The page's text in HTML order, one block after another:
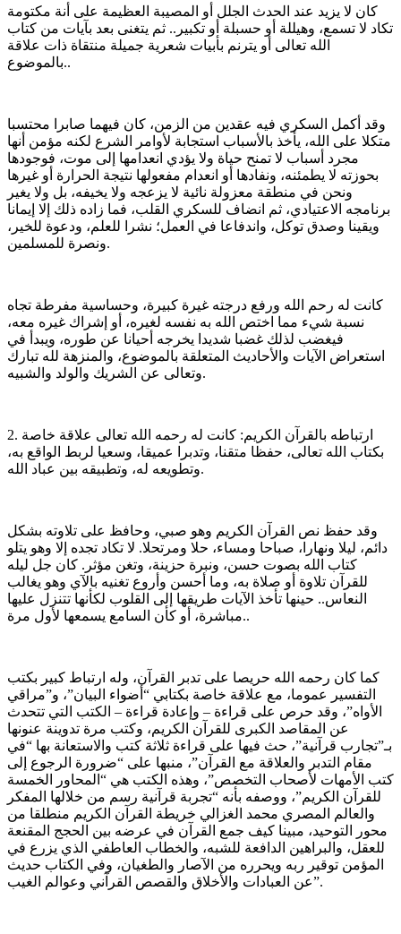
كان لا يزيد عند الحدث الجلل أو المصيبة العظيمة على أنة مكتومة
تكاد لا تسمع، وهيللة أو حسبلة أو تكبير.. ثم يتغنى بعد بآيات من كتاب
الله تعالى أو يترنم بأبيات شعرية جميلة منتقاة ذات علاقة
بالموضوع..
وقد أكمل السكري فيه عقدين من الزمن، كان فيهما صابرا محتسبا
متكلا على الله، يأخذ بالأسباب استجابة لأوامر الشرع لكنه مؤمن أنها
مجرد أسباب لا تمنح حياة ولا يؤدي انعدامها إلى موت، فوجودها
بحوزته لا يطمئنه، ونفادها أو انعدام مفعولها نتيجة الحرارة أو غيرها
ونحن في منطقة معزولة نائية لا يزعجه ولا يخيفه، بل ولا يغير
برنامجه الاعتيادي، ثم انضاف للسكري القلب، فما زاده ذلك إلا إيمانا
ويقينا وصدق توكل، واندفاعا في العمل؛ نشرا للعلم، ودعوة للخير،
ونصرة للمسلمين.
كانت له رحم الله ورفع درجته غيرة كبيرة، وحساسية مفرطة تجاه
نسبة شيء مما اختص الله به نفسه لغيره، أو إشراك غيره معه،
فيغضب لذلك غضبا شديدا يخرجه أحيانا عن طوره، ويبدأ في
استعراض الآيات والأحاديث المتعلقة بالموضوع، والمنزهة لله تبارك
وتعالى عن الشريك والولد والشبيه.
2. ارتباطه بالقرآن الكريم: كانت له رحمه الله تعالى علاقة خاصة
بكتاب الله تعالى، حفظا متقنا، وتدبرا عميقا، وسعيا لربط الواقع به،
وتطويعه له، وتطبيقه بين عباد الله.
وقد حفظ نص القرآن الكريم وهو صبي، وحافظ على تلاوته بشكل
دائم، ليلا ونهارا، صباحا ومساء، حلا ومرتحلا. لا تكاد تجده إلا وهو يتلو
كتاب الله بصوت حسن، ونبرة حزينة، وتغن مؤثر. كان جل ليله
للقرآن تلاوة أو صلاة به، وما أحسن وأروع تغنيه بالآي وهو يغالب
النعاس.. حينها تأخذ الآيات طريقها إلى القلوب لكأنها تتنزل عليها
مباشرة، أو كأن السامع يسمعها لأول مرة..
كما كان رحمه الله حريصا على تدبر القرآن، وله ارتباط كبير بكتب
التفسير عموما، مع علاقة خاصة بكتابي “أضواء البيان”، و”مراقي
الأواه”، وقد حرص على قراءة – وإعادة قراءة – الكتب التي تتحدث
عن المقاصد الكبرى للقرآن الكريم، وكتب مرة تدوينة عنونها
بـ”تجارب قرآنية”، حث فيها على قراءة ثلاثة كتب والاستعانة بها “في
مقام التدبر والعلاقة مع القرآن”، منبها على “ضرورة الرجوع إلى
كتب الأمهات لأصحاب التخصص”، وهذه الكتب هي “المحاور الخمسة
للقرآن الكريم”، ووصفه بأنه “تجربة قرآنية رسم من خلالها المفكر
والعالم المصري محمد الغزالي خريطة القرآن الكريم منطلقا من
محور التوحيد، مبينا كيف جمع القرآن في عرضه بين الحجج المقنعة
للعقل، والبراهين الدافعة للشبه، والخطاب العاطفي الذي يزرع في
المؤمن توقير ربه ويحرره من الآصار والطغيان، وفي الكتاب حديث
عن العبادات والأخلاق والقصص القرآني وعوالم الغيب”.